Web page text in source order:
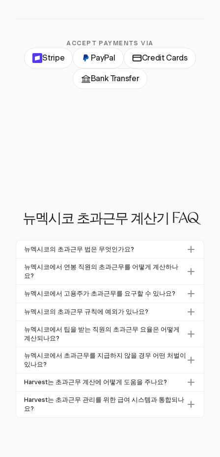
ACCEPT PAYMENTS VIA
Stripe PayPal Credit Cards
Bank Transfer
뉴멕시코 초과근무 계산기 FAQ
뉴멕시코의 초과근무 법은 무엇인가요?
뉴멕시코에서 비면세 직원은 주당 40시간을 초과하여
근무한 시간에 대해 정규 요율의 1.5배를 지급받아야
함합니다.
뉴멕시코에서 연봉 직원의 초과근무를 어떻게 계산하나
요?
비면세 연봉 직원의 경우, 주급을 40으로 나누어 시급
를 지급합니다. 모든 보상 요소가 이 계산에 포함되도
뉴멕시코에서 고용주가 초과근무를 요구할 수 있나요?
예, 고용주는 초과근무를 요구할 수 있으며, 주당 40시
야 합니다. 직원의 동의로 이 권리를 포기할 수 없습니
다.
뉴멕시코의 초과근무 규칙에 예외가 있나요?
예, 경영진, 관리자 및 농업 근로자와 같은 특정 역할에
대해 예외가 있습니다. 이러한 면제는 직무 및 급여 수
뉴멕시코에서 팁을 받는 직원의 초과근무 요율은 어떻게
계산되나요?
팁을 받는 직원은 초과근무를 시간당 $12.00의 전체
최저 임금을 기준으로 계산해야 하며, 팁 요율만으로는
뉴멕시코에서 초과근무를 지급하지 않을 경우 어떤 처벌이
있나요?
고용주는 미지급 급여, 미지급 금액의 최대 세 배에 해
법적 비용을 포함한 처벌을 받을 수 있습니다.
Harvest는 초과근무 계산에 어떻게 도움을 주나요?
Harvest는 비즈니스가 초과근무를 정확하게 계산하고
뉴멕시코 법률을 준수할 수 있도록 맞춤형 요율로 시간
Harvest는 초과근무 관리를 위한 급여 시스템과 통합되나
요?